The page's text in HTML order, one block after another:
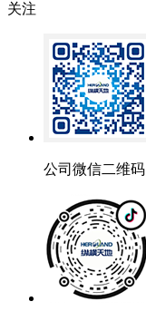
关注
公司微信二维码